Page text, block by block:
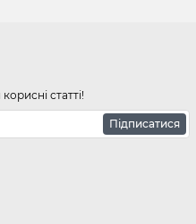
статті!
Підписатися